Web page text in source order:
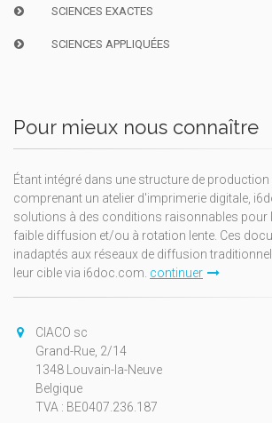
SCIENCES EXACTES
SCIENCES APPLIQUÉES
Pour mieux nous connaître
Étant intégré dans une structure de
comprenant un atelier d'imprimerie digitale,
solutions à des conditions raisonnables pour
faible diffusion et/ou à rotation lente. Ces
inadaptés aux réseaux de diffusion
leur cible via i6doc.com. continuer
CIACO sc
Grand-Rue, 2/14
1348 Louvain-la-Neuve
Belgique
TVA : BE0407.236.187